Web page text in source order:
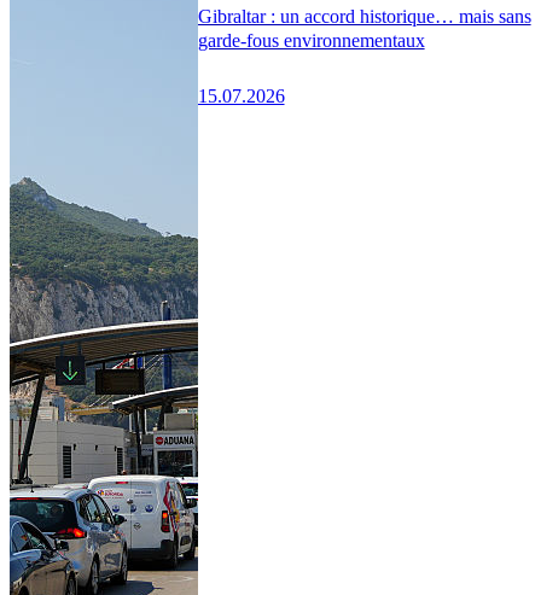
Gibraltar : un accord historique… mais sans
garde-fous environnementaux
15.07.2026